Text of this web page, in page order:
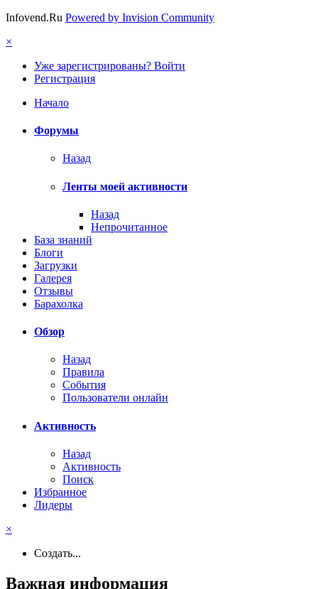
Infovend.Ru Powered by Invision Community
×
Уже зарегистрированы? Войти
Регистрация
Начало
Форумы
Назад
Ленты моей активности
Назад
Непрочитанное
База знаний
Блоги
Загрузки
Галерея
Отзывы
Барахолка
Обзор
Назад
Правила
События
Пользователи онлайн
Активность
Назад
Активность
Поиск
Избранное
Лидеры
×
Создать...
Важная информация